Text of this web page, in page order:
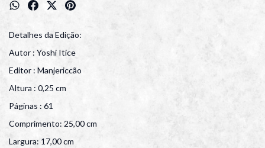
Detalhes da Edição:
Autor : Yoshi Itice
Editor : Manjericcão
Altura : 0,25 cm
Páginas : 61
Comprimento: 25,00 cm
Largura: 17,00 cm